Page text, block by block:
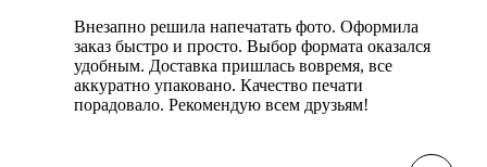
Внезапно решила напечатать фото. Оформила
заказ быстро и просто. Выбор формата оказался
удобным. Доставка пришлась вовремя, все
аккуратно упаковано. Качество печати
порадовало. Рекомендую всем друзьям!